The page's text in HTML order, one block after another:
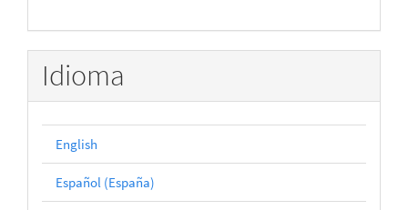
Idioma
English
Español (España)